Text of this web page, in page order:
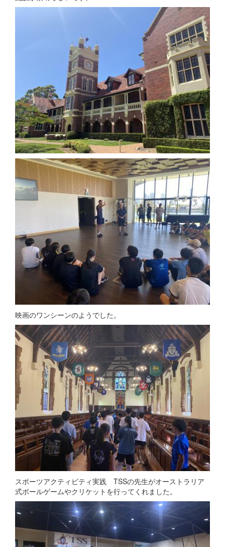
映画のワンシーンのようでした。
スポーツアクティビティ実践 TSSの先生がオーストラリア
式ボールゲームやクリケットを行ってくれました。